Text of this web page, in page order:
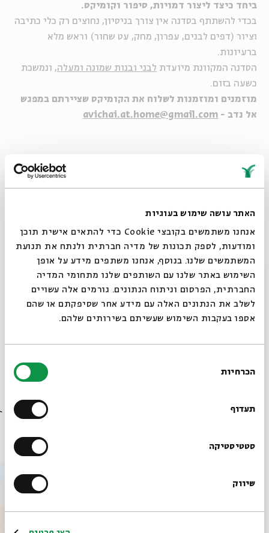
האתר עושה שימוש בעוגיות
אנחנו משתמשים בקובצי Cookie כדי להתאים אישית תוכן
ומודעות, לספק תכונות של מדיה חברתית ולנתח את תנועת
המשתמשים שלנו. בנוסף, אנחנו משתפים מידע על אופן
השימוש באתר שלנו עם השותפים שלנו מתחומי המדיה
החברתית, הפרסום וניתוח הנתונים. גורמים אלה עשויים
לשלב את הנתונים האלה עם מידע אחר שסיפקתם או שהם
אספו בעקבות השימוש שעשיתם בשירותים שלהם.
הסכמה
הכרחיות
תעדוף
סטטיסטיקה
שיווק
ביחד כיצד ליצור דמויות, סיפור וקומיקס.
בכדי להשתתף בסדנה אין צורך בניסיון, נחוצים רק כלי כתיבה
וציור (דפים לבנים, עפרון, מחק, עט שחור) וראש מלא
ברעיונות.
הסדנה המקוונת מיועדת לבני ובנות שמונה ומעלה, ונמשכת
כשעה בזום.
מוזמנים ומוזמנות לשלוח את הקומיקס שציירתם במפגש
אל נדב - avichai.at.home@gmail.com
הוספה ליומן הרשמה לאירועים דומים
מתוך עמוד הוידאו >>
סגור